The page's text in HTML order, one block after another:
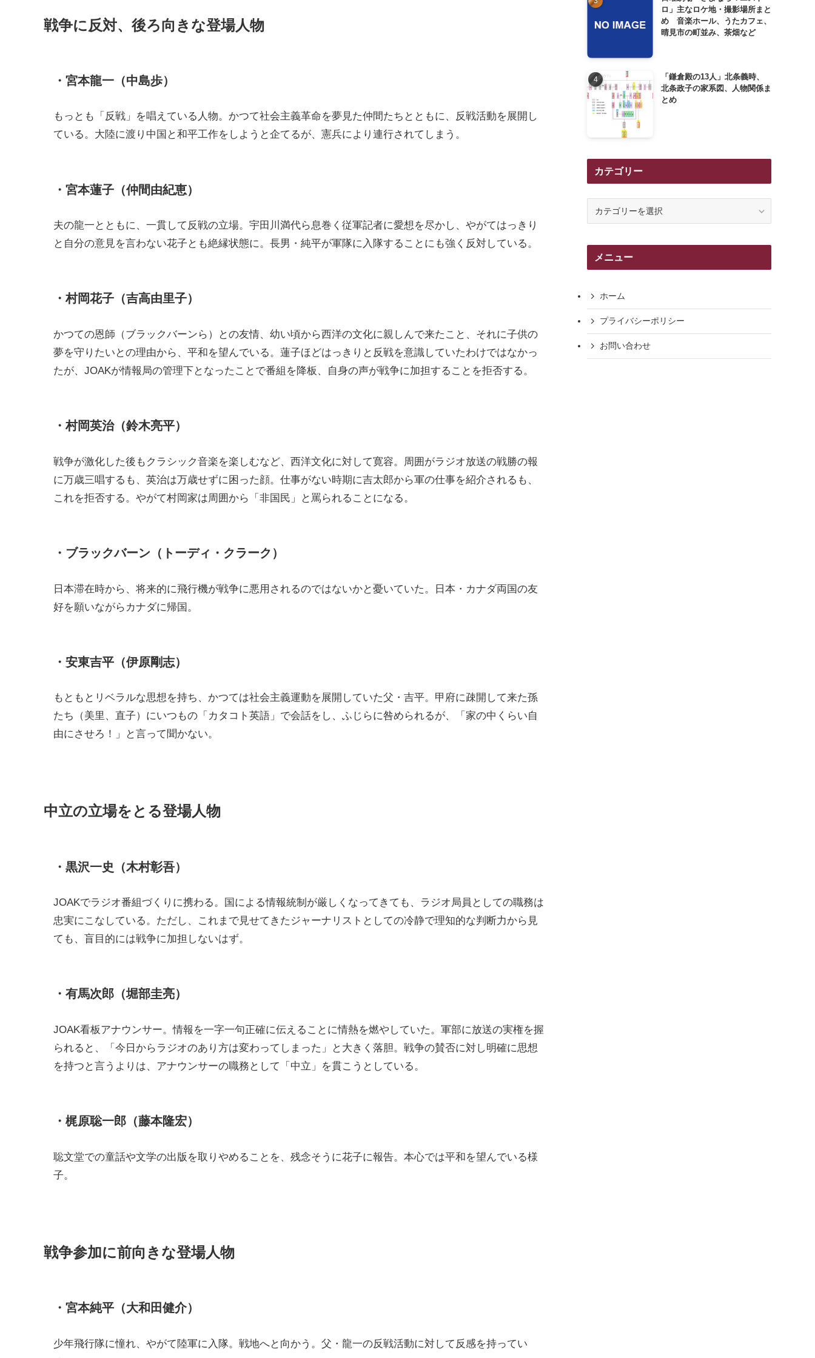
戦争に反対、後ろ向きな登場人物
・宮本龍一（中島歩）
もっとも「反戦」を唱えている人物。かつて社会主義革命を夢見た仲間たちとともに、反戦活動を展開し
ている。大陸に渡り中国と和平工作をしようと企てるが、憲兵により連行されてしまう。
・宮本蓮子（仲間由紀恵）
夫の龍一とともに、一貫して反戦の立場。宇田川満代ら息巻く従軍記者に愛想を尽かし、やがてはっきり
と自分の意見を言わない花子とも絶縁状態に。長男・純平が軍隊に入隊することにも強く反対している。
・村岡花子（吉高由里子）
かつての恩師（ブラックバーンら）との友情、幼い頃から西洋の文化に親しんで来たこと、それに子供の
夢を守りたいとの理由から、平和を望んでいる。蓮子ほどはっきりと反戦を意識していたわけではなかっ
たが、JOAKが情報局の管理下となったことで番組を降板、自身の声が戦争に加担することを拒否する。
・村岡英治（鈴木亮平）
戦争が激化した後もクラシック音楽を楽しむなど、西洋文化に対して寛容。周囲がラジオ放送の戦勝の報
に万歳三唱するも、英治は万歳せずに困った顔。仕事がない時期に吉太郎から軍の仕事を紹介されるも、
これを拒否する。やがて村岡家は周囲から「非国民」と罵られることになる。
・ブラックバーン（トーディ・クラーク）
日本滞在時から、将来的に飛行機が戦争に悪用されるのではないかと憂いていた。日本・カナダ両国の友
好を願いながらカナダに帰国。
・安東吉平（伊原剛志）
もともとリベラルな思想を持ち、かつては社会主義運動を展開していた父・吉平。甲府に疎開して来た孫
たち（美里、直子）にいつもの「カタコト英語」で会話をし、ふじらに咎められるが、「家の中くらい自
由にさせろ！」と言って聞かない。
中立の立場をとる登場人物
・黒沢一史（木村彰吾）
JOAKでラジオ番組づくりに携わる。国による情報統制が厳しくなってきても、ラジオ局員としての職務は
忠実にこなしている。ただし、これまで見せてきたジャーナリストとしての冷静で理知的な判断力から見
ても、盲目的には戦争に加担しないはず。
・有馬次郎（堀部圭亮）
JOAK看板アナウンサー。情報を一字一句正確に伝えることに情熱を燃やしていた。軍部に放送の実権を握
られると、「今日からラジオのあり方は変わってしまった」と大きく落胆。戦争の賛否に対し明確に思想
を持つと言うよりは、アナウンサーの職務として「中立」を貫こうとしている。
・梶原聡一郎（藤本隆宏）
聡文堂での童話や文学の出版を取りやめることを、残念そうに花子に報告。本心では平和を望んでいる様
子。
戦争参加に前向きな登場人物
・宮本純平（大和田健介）
少年飛行隊に憧れ、やがて陸軍に入隊。戦地へと向かう。父・龍一の反戦活動に対して反感を持ってい
ロ」主なロケ地・撮影場所まと
め 音楽ホール、うたカフェ、
晴見市の町並み、茶畑など
「鎌倉殿の13人」北条義時、
北条政子の家系図、人物関係ま
とめ
カテゴリー
リ
メニュー
ホーム
プライバシーポリシー
お問い合わせ